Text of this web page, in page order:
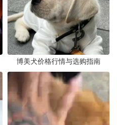
博美犬价格行情与选购指南